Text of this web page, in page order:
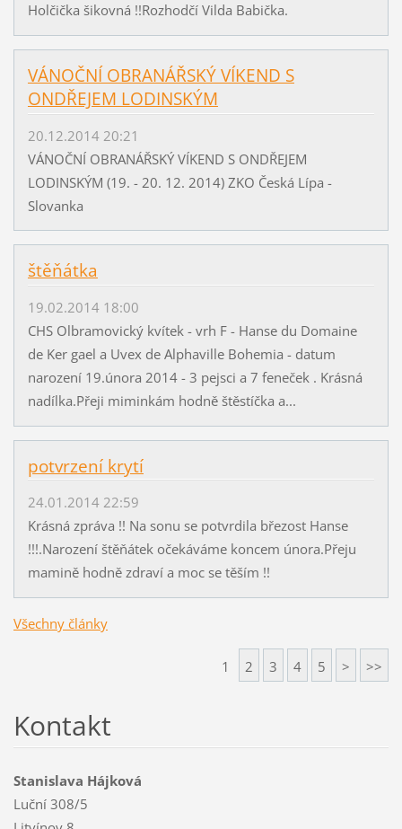
Holčička šikovná !!Rozhodčí Vilda Babička.
VÁNOČNÍ OBRANÁŘSKÝ VÍKEND S
ONDŘEJEM LODINSKÝM
20.12.2014 20:21
VÁNOČNÍ OBRANÁŘSKÝ VÍKEND S ONDŘEJEM
LODINSKÝM (19. - 20. 12. 2014) ZKO Česká Lípa -
Slovanka
štěňátka
19.02.2014 18:00
CHS Olbramovický kvítek - vrh F - Hanse du Domaine
de Ker gael a Uvex de Alphaville Bohemia - datum
narození 19.února 2014 - 3 pejsci a 7 feneček . Krásná
nadílka.Přeji miminkám hodně štěstíčka a...
potvrzení krytí
24.01.2014 22:59
Krásná zpráva !! Na sonu se potvrdila březost Hanse
!!!.Narození štěňátek očekáváme koncem února.Přeju
mamině hodně zdraví a moc se těším !!
Všechny články
1 2 3 4 5 > >>
Kontakt
Stanislava Hájková
Luční 308/5